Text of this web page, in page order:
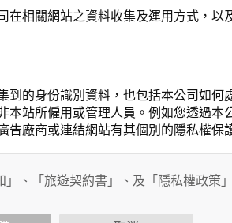
相關網站之資料收集及運用方式，以
的身份識別資料，也包括本公司如
站所僱用或管理人員。例如您透過
廠商或連結網站有其個別的隱私權
經加密的保護下，亦不適用於本公司隱
」、「旅遊契約書」、及「隱私權政策